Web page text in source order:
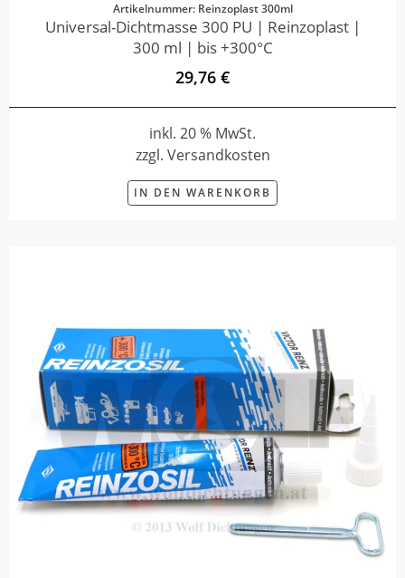
Artikelnummer: Reinzoplast 300ml
Universal-Dichtmasse 300 PU | Reinzoplast |
300 ml | bis +300°C
29,76 €
inkl. 20 % MwSt.
zzgl. Versandkosten
IN DEN WARENKORB